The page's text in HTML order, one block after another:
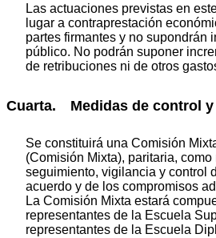
Las actuaciones previstas en
lugar a contraprestación
partes firmantes y no supondrán
público. No podrán suponer
de retribuciones ni de otros
Cuarta. Medidas de control y
Se constituirá una Comisión
(Comisión Mixta), paritaria,
seguimiento, vigilancia y control
acuerdo y de los compromisos
La Comisión Mixta estará
representantes de la Escuela
representantes de la Escuela